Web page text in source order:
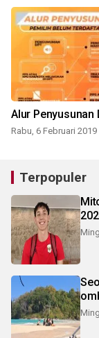
Alur Penyusunan
Rabu, 6 Februari 2019
Terpopuler